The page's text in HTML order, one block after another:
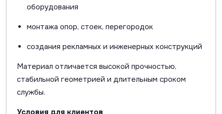
оборудования
монтажа опор, стоек, перегородок
создания рекламных и инженерных конструкций
Материал отличается высокой прочностью,
стабильной геометрией и длительным сроком
службы.